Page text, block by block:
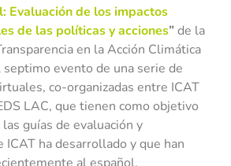
Evaluación de los impactos
de las políticas y acciones”de la
en la Acción Climática
septimo evento de una serie de
co-organizadas entre ICAT
LAC, que tienen como objetivo
guías de evaluación y
ICAT ha desarrollado y que han